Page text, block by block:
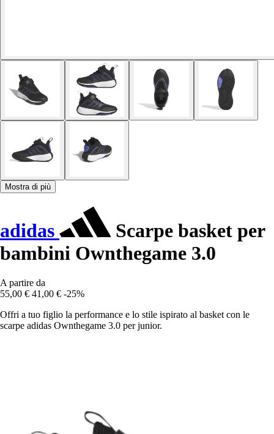
Mostra di più
adidas
Scarpe basket per
bambini Ownthegame 3.0
A partire da
55,00 € 41,00 € -25%
Offri a tuo figlio la performance e lo stile ispirato al basket con le
scarpe adidas Ownthegame 3.0 per junior.